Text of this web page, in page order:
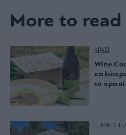
More to read
ΚΡΑΣΙ
Wine
το
ΓΕΝΙΚΕΣ